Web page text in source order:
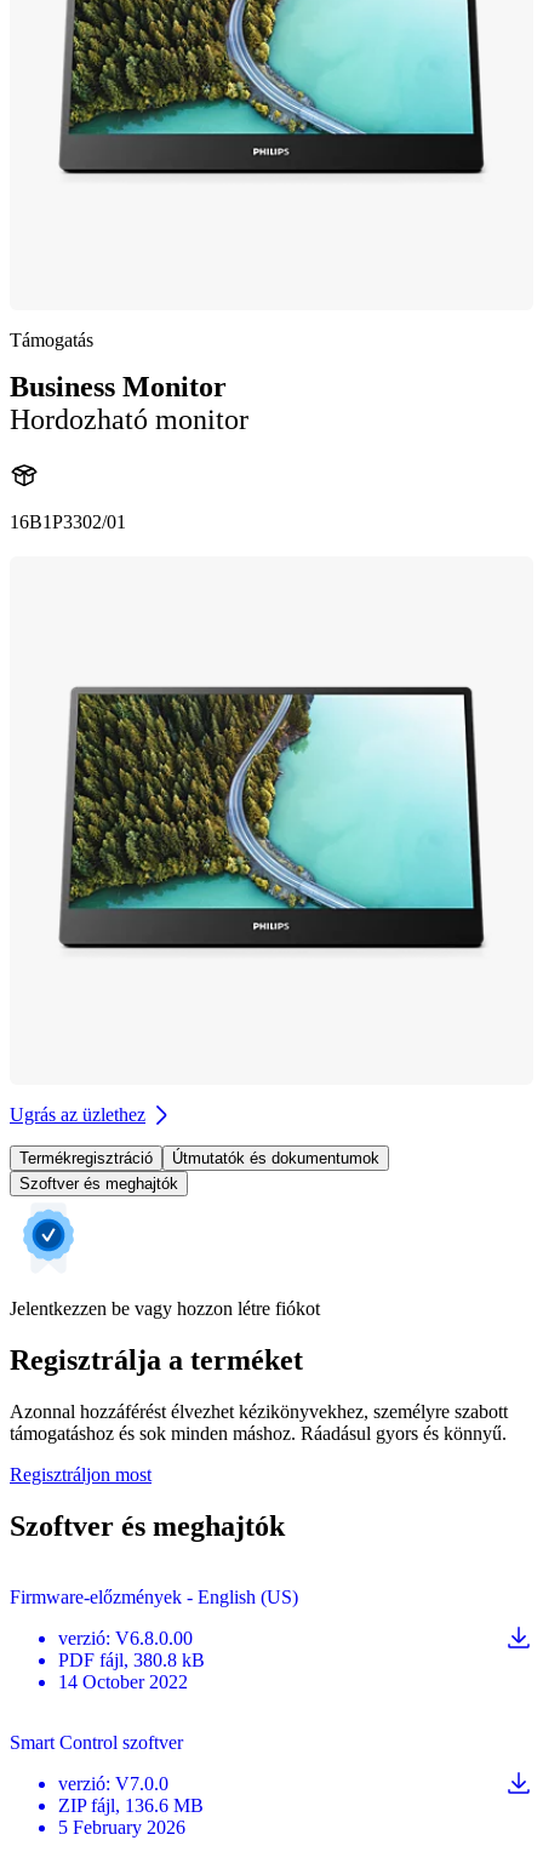
Támogatás
Business Monitor
Hordozható monitor
16B1P3302/01
Ugrás az üzlethez
Termékregisztráció
Útmutatók és dokumentumok
Szoftver és meghajtók
Jelentkezzen be vagy hozzon létre fiókot
Regisztrálja a terméket
Azonnal hozzáférést élvezhet kézikönyvekhez, személyre szabott
támogatáshoz és sok minden máshoz. Ráadásul gyors és könnyű.
Regisztráljon most
Szoftver és meghajtók
Firmware-előzmények - English (US)
verzió: V6.8.0.00
PDF fájl, 380.8 kB
14 October 2022
Smart Control szoftver
verzió: V7.0.0
ZIP fájl, 136.6 MB
5 February 2026